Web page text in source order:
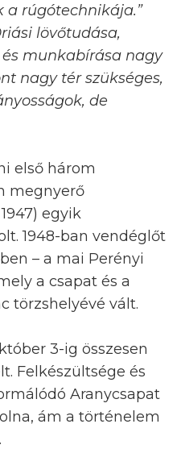
a rúgótechnikája.”
lövőtudása,
munkabírása nagy
nagy tér szükséges,
de
első három
megnyerő
egyik
1948-ban vendéglőt
– a mai Perényi
a csapat és a
törzshelyévé vált.
3-ig összesen
Felkészültsége és
Aranycsapat
ám a történelem